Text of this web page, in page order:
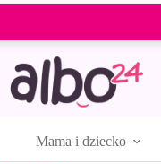
Przejdź
treści
Mama i dziecko